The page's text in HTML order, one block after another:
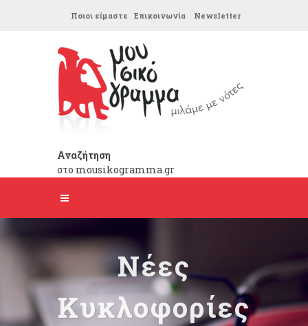
Ποιοι είμαστε Επικοινωνία Newsletter
Αναζήτηση
στο mousikogramma.gr
Νέες
Κυκλοφορίες